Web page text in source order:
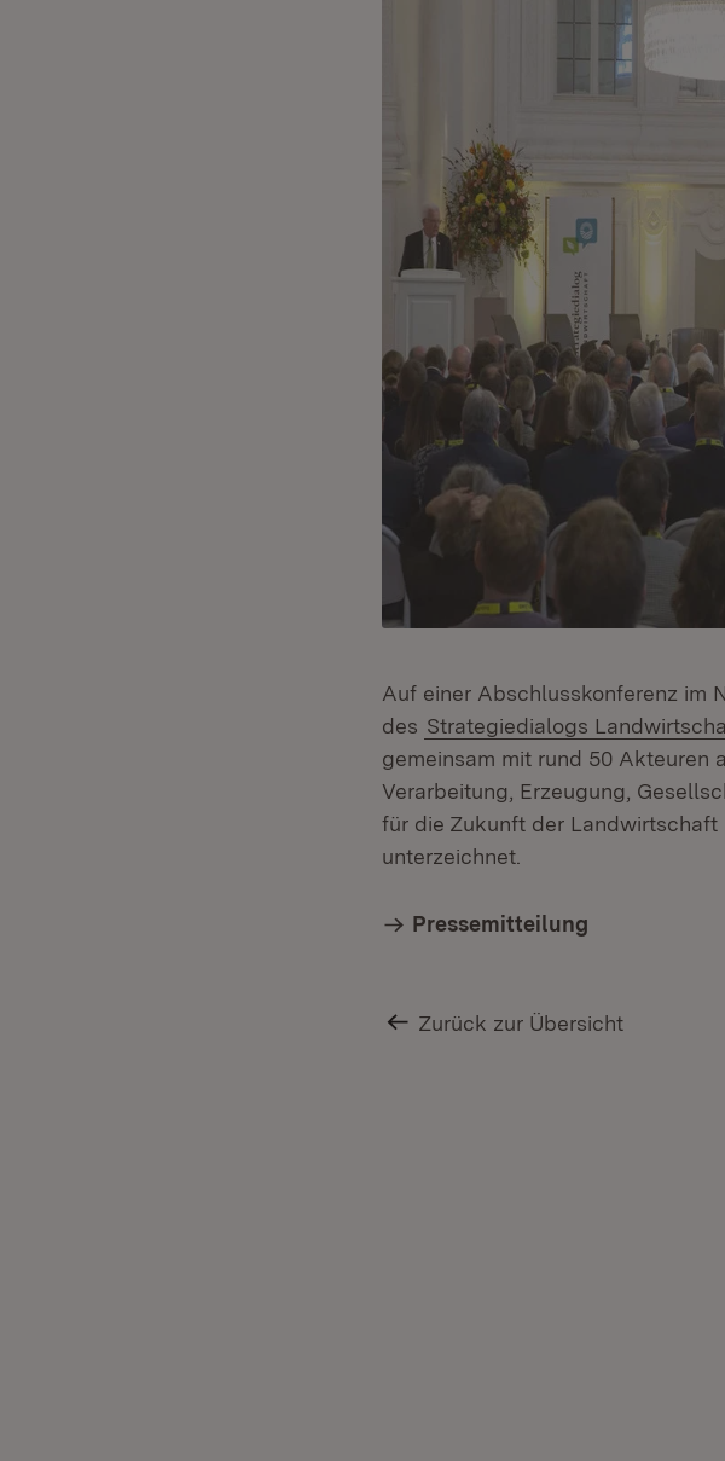
Auf einer Abschlusskonferenz im
des Strategiedialogs
gemeinsam mit rund 50 Akteuren
Verarbeitung, Erzeugung,
für die Zukunft der
unterzeichnet.
Pressemitteilung
Zurück zur Übersicht